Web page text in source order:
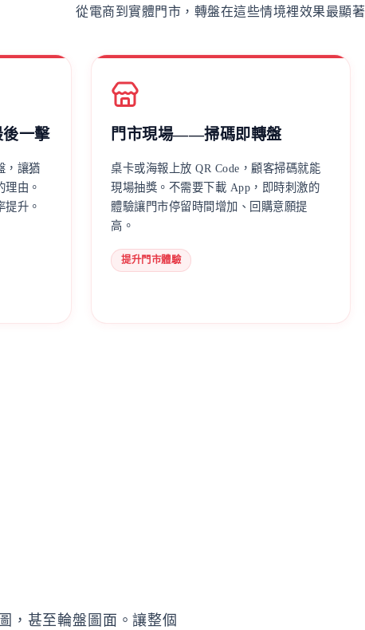
從電商到實體門市，轉盤在這些情境裡效果最顯著
一擊
，讓猶
理由。
提升。
門市現場——掃碼即轉盤
桌卡或海報上放 QR Code，顧客掃碼就能
現場抽獎。不需要下載 App，即時刺激的
體驗讓門市停留時間增加、回購意願提
高。
提升門市體驗
，甚至輪盤圖面。讓整個